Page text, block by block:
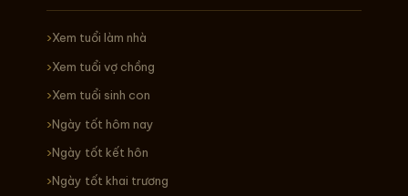
Xem tuổi làm nhà
Xem tuổi vợ chồng
Xem tuổi sinh con
Ngày tốt hôm nay
Ngày tốt kết hôn
Ngày tốt khai trương